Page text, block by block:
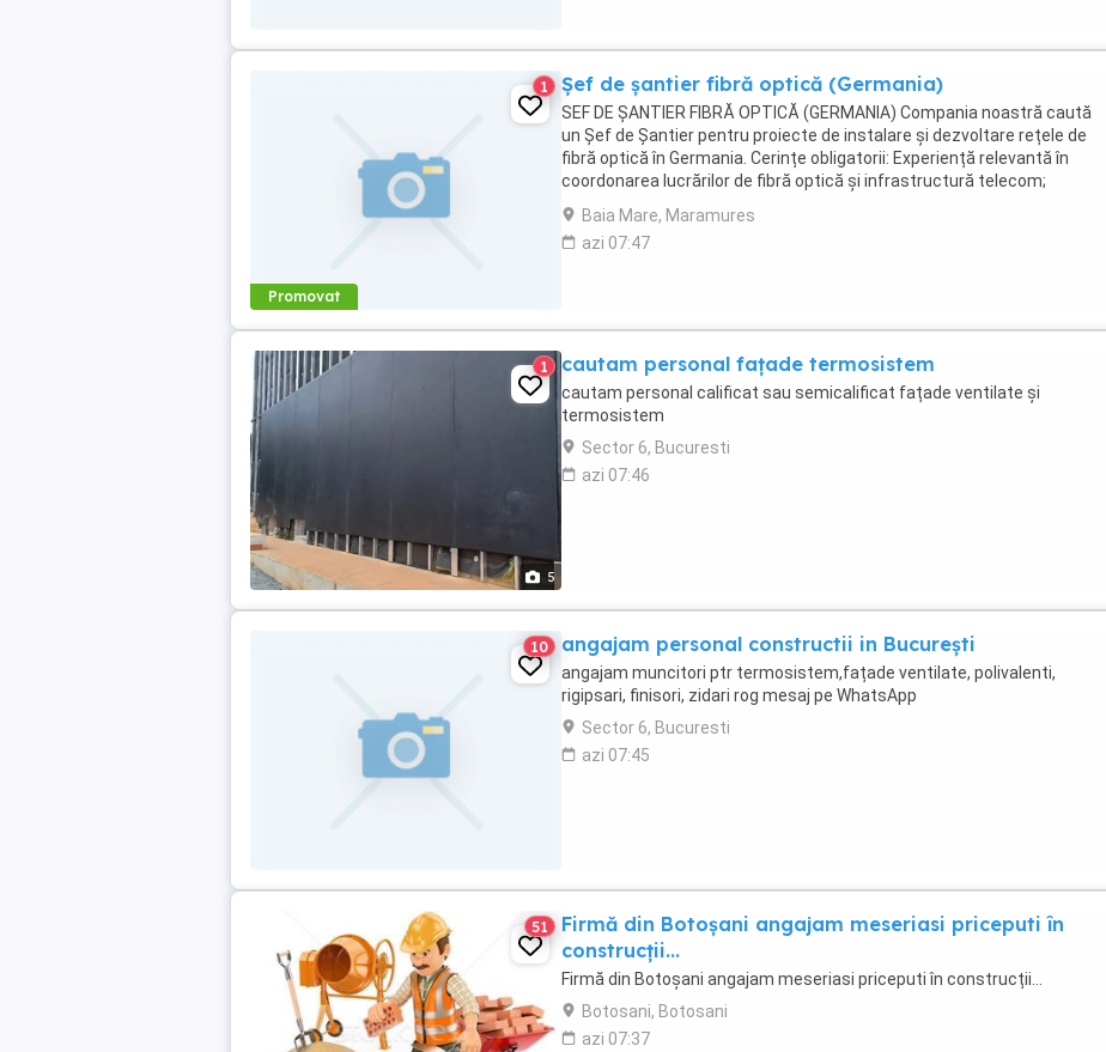
Promovat
1 Șef de șantier fibră optică (Germania)
SEF DE ȘANTIER FIBRĂ OPTICĂ (GERMANIA) Compania noastră caută
un Șef de Șantier pentru proiecte de instalare și dezvoltare rețele de
fibră optică în Germania. Cerințe obligatorii: Experiență relevantă în
coordonarea lucrărilor de fibră optică și infrastructură telecom;
Cunoștințe solide privind ...
Baia Mare, Maramures
azi 07:47
5
1 cautam personal fațade termosistem
cautam personal calificat sau semicalificat fațade ventilate și
termosistem
Sector 6, Bucuresti
azi 07:46
10 angajam personal constructii in București
angajam muncitori ptr termosistem,fațade ventilate, polivalenti,
rigipsari, finisori, zidari rog mesaj pe WhatsApp
Sector 6, Bucuresti
azi 07:45
51
Firmă din Botoșani angajam meseriasi priceputi în
construcții...
Firmă din Botoșani angajam meseriasi priceputi în construcții...
Botosani, Botosani
azi 07:37